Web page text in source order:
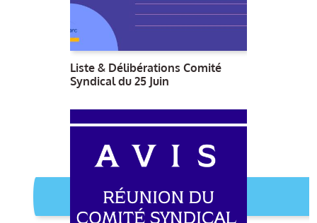
Liste & Délibérations Comité
Syndical du 25 Juin